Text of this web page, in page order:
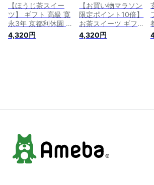
【ほうじ茶スイー
ツ】 ギフト 高級 寛
永3年 京都利休園 公
式 プレミアム ほう
じ茶アイス お歳暮
4,320円
【お買い物マラソン
限定ポイント10倍】
お茶スイーツ ギフト
高級 寛永3年 京都利
休園 公式 お茶 アイ
4,320円